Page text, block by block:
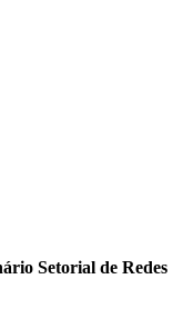
Setorial de Redes